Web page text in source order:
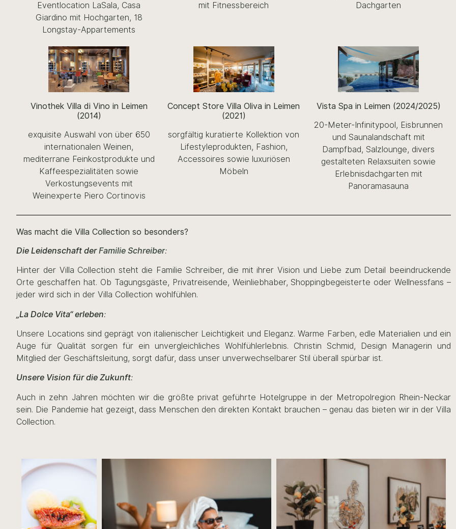
Eventlocation LaSala, Casa
Giardino mit Hochgarten, 18
Longstay-Appartements
mit Fitnessbereich
Dachgarten
Vinothek Villa di Vino in Leimen
(2014)
exquisite Auswahl von über 650
internationalen Weinen,
mediterrane Feinkostprodukte und
Kaffeespezialitäten sowie
Verkostungsevents mit
Weinexperte Piero Cortinovis
Concept Store Villa Oliva in Leimen
(2021)
sorgfältig kuratierte Kollektion von
Lifestyleprodukten, Fashion,
Accessoires sowie luxuriösen
Möbeln
Vista Spa in Leimen (2024/2025)
20-Meter-Infinitypool, Eisbrunnen
und Saunalandschaft mit
Dampfbad, Salzlounge, divers
gestalteten Relaxsuiten sowie
Erlebnisdachgarten mit
Panoramasauna
Was macht die Villa Collection so besonders?
Die Leidenschaft derFamilie Schreiber:
Hinter der Villa Collection steht die Familie Schreiber, die mit ihrer Vision und Liebe zum Detail beeindruckende
Orte geschaffen hat. Ob Tagungsgäste, Privatreisende, Weinliebhaber, Shoppingbegeisterte oder Wellnessfans –
jeder wird sich in der Villa Collection wohlfühlen.
„La Dolce Vita“ erleben:
Unsere Locations sind geprägt von italienischer Leichtigkeit und Eleganz. Warme Farben, edle Materialien und ein
Auge für Qualität sorgen für ein unvergleichliches Wohlfühlerlebnis. Christin Schmid, Design Managerin und
Mitglied der Geschäftsleitung, sorgt dafür, dass unser unverwechselbarer Stil überall spürbar ist.
Unsere Vision für die Zukunft:
Auch in zehn Jahren möchten wir die größte privat geführte Hotelgruppe in der Metropolregion Rhein-Neckar
sein. Die Pandemie hat gezeigt, dass Menschen den direkten Kontakt brauchen – genau das bieten wir in der Villa
Collection.